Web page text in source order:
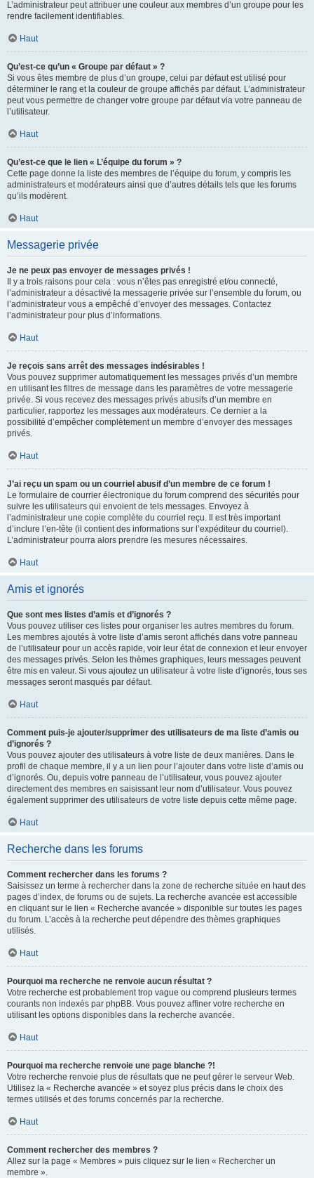
L’administrateur peut attribuer une couleur aux membres d’un groupe pour les
rendre facilement identifiables.
Haut
Qu’est-ce qu’un « Groupe par défaut » ?
Si vous êtes membre de plus d’un groupe, celui par défaut est utilisé pour
déterminer le rang et la couleur de groupe affichés par défaut. L’administrateur
peut vous permettre de changer votre groupe par défaut via votre panneau de
l’utilisateur.
Haut
Qu’est-ce que le lien « L’équipe du forum » ?
Cette page donne la liste des membres de l’équipe du forum, y compris les
administrateurs et modérateurs ainsi que d’autres détails tels que les forums
qu’ils modèrent.
Haut
Messagerie privée
Je ne peux pas envoyer de messages privés !
Il y a trois raisons pour cela : vous n’êtes pas enregistré et/ou connecté,
l’administrateur a désactivé la messagerie privée sur l’ensemble du forum, ou
l’administrateur vous a empêché d’envoyer des messages. Contactez
l’administrateur pour plus d’informations.
Haut
Je reçois sans arrêt des messages indésirables !
Vous pouvez supprimer automatiquement les messages privés d’un membre
en utilisant les filtres de message dans les paramètres de votre messagerie
privée. Si vous recevez des messages privés abusifs d’un membre en
particulier, rapportez les messages aux modérateurs. Ce dernier a la
possibilité d’empêcher complètement un membre d’envoyer des messages
privés.
Haut
J’ai reçu un spam ou un courriel abusif d’un membre de ce forum !
Le formulaire de courrier électronique du forum comprend des sécurités pour
suivre les utilisateurs qui envoient de tels messages. Envoyez à
l’administrateur une copie complète du courriel reçu. Il est très important
d’inclure l’en-tête (il contient des informations sur l’expéditeur du courriel).
L’administrateur pourra alors prendre les mesures nécessaires.
Haut
Amis et ignorés
Que sont mes listes d’amis et d’ignorés ?
Vous pouvez utiliser ces listes pour organiser les autres membres du forum.
Les membres ajoutés à votre liste d’amis seront affichés dans votre panneau
de l’utilisateur pour un accès rapide, voir leur état de connexion et leur envoyer
des messages privés. Selon les thèmes graphiques, leurs messages peuvent
être mis en valeur. Si vous ajoutez un utilisateur à votre liste d’ignorés, tous ses
messages seront masqués par défaut.
Haut
Comment puis-je ajouter/supprimer des utilisateurs de ma liste d’amis ou
d’ignorés ?
Vous pouvez ajouter des utilisateurs à votre liste de deux manières. Dans le
profil de chaque membre, il y a un lien pour l’ajouter dans votre liste d’amis ou
d’ignorés. Ou, depuis votre panneau de l’utilisateur, vous pouvez ajouter
directement des membres en saisissant leur nom d’utilisateur. Vous pouvez
également supprimer des utilisateurs de votre liste depuis cette même page.
Haut
Recherche dans les forums
Comment rechercher dans les forums ?
Saisissez un terme à rechercher dans la zone de recherche située en haut des
pages d’index, de forums ou de sujets. La recherche avancée est accessible
en cliquant sur le lien « Recherche avancée » disponible sur toutes les pages
du forum. L’accès à la recherche peut dépendre des thèmes graphiques
utilisés.
Haut
Pourquoi ma recherche ne renvoie aucun résultat ?
Votre recherche est probablement trop vague ou comprend plusieurs termes
courants non indexés par phpBB. Vous pouvez affiner votre recherche en
utilisant les options disponibles dans la recherche avancée.
Haut
Pourquoi ma recherche renvoie une page blanche ?!
Votre recherche renvoie plus de résultats que ne peut gérer le serveur Web.
Utilisez la « Recherche avancée » et soyez plus précis dans le choix des
termes utilisés et des forums concernés par la recherche.
Haut
Comment rechercher des membres ?
Allez sur la page « Membres » puis cliquez sur le lien « Rechercher un
membre ».